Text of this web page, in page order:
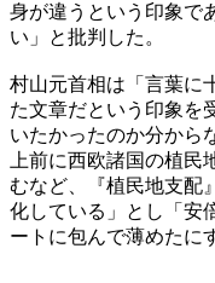
身が違うという印象で
い」と批判した。
村山元首相は「言葉に
た文章だという印象を
いたかったのか分から
上前に西欧諸国の植
むなど、『植民地支配
化している」とし「安
ートに包んで薄めたに